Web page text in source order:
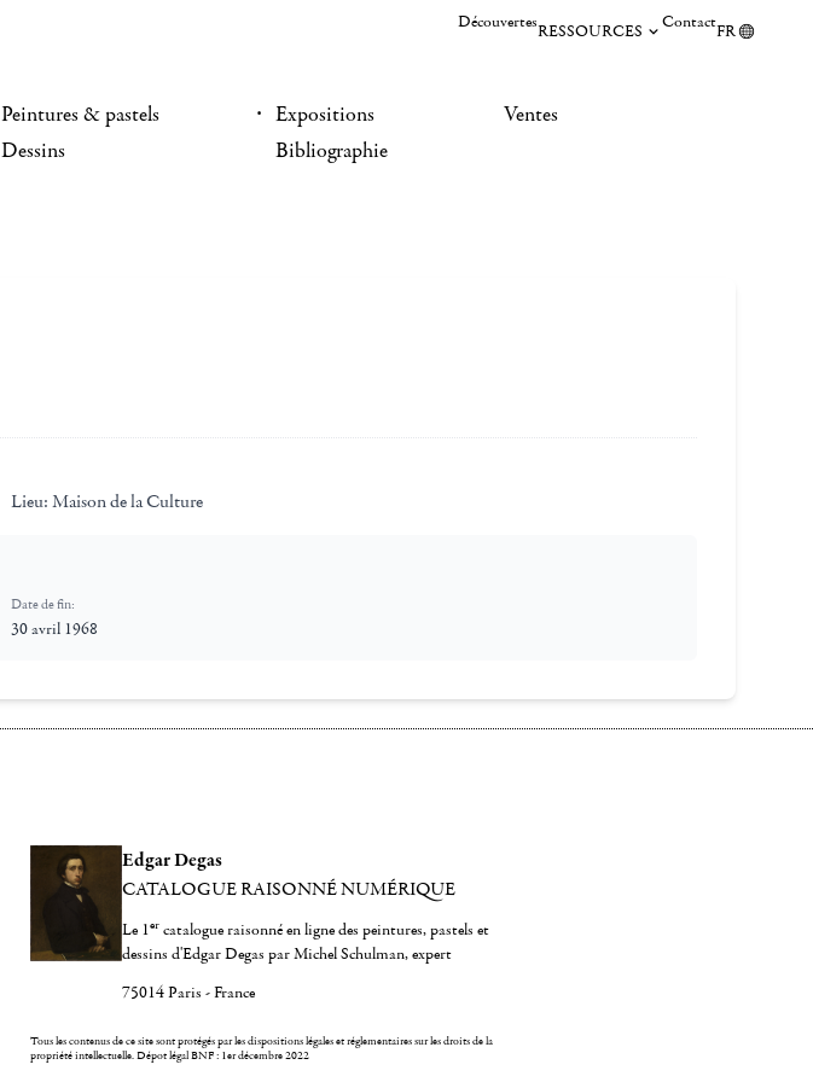
DécouvertesRESSOURCES ContactFR
Peintures & pastels
Dessins
Expositions
Bibliographie
Ventes
Lieu: Maison de la Culture
Date de fin:
30 avril 1968
Edgar Degas
CATALOGUE RAISONNÉ NUMÉRIQUE
Le 1er catalogue raisonné en ligne des peintures, pastels et
dessins d'Edgar Degas par Michel Schulman, expert
75014 Paris - France
Tous les contenus de ce site sont protégés par les dispositions légales et réglementaires sur les droits de la
propriété intellectuelle.Dépot légal BNF : 1er décembre 2022